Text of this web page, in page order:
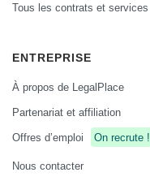
Tous les contrats et services
ENTREPRISE
À propos de LegalPlace
Partenariat et affiliation
Offres d’emploi
On recrute !
Nous contacter